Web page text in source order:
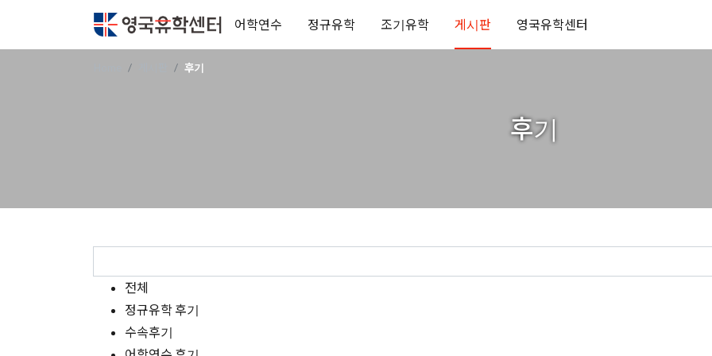
어학연수 정규유학 조기유학 게시판 영국유학센터
후기
후기
전체
정규유학 후기
수속후기